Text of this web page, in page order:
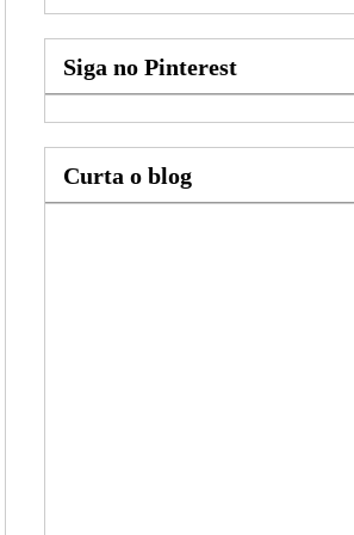
Siga no Pinterest
Curta o blog